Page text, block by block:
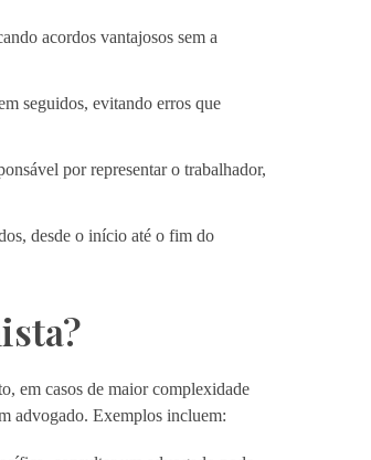
acordos vantajosos sem a
seguidos, evitando erros que
por representar o trabalhador,
desde o início até o fim do
em casos de maior complexidade
advogado. Exemplos incluem: